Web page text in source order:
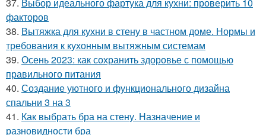
факторов
38. Вытяжка для кухни в стену в частном доме. Нормы и
требования к кухонным вытяжным системам
39. Осень 2023: как сохранить здоровье с помощью
правильного питания
40. Создание уютного и функционального дизайна
спальни 3 на 3
41. Как выбрать бра на стену. Назначение и
разновидности бра